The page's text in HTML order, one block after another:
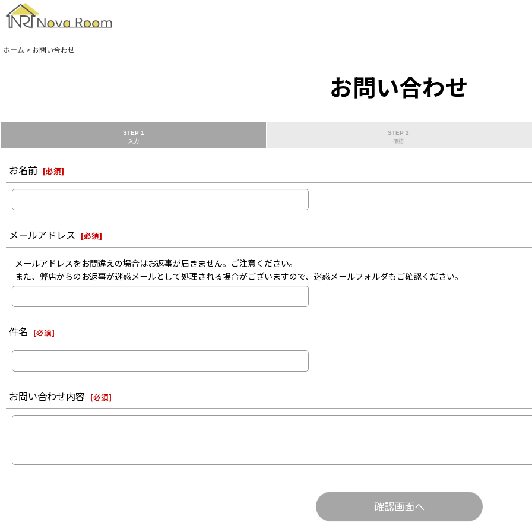
ホーム > お問い合わせ
お問い合わせ
STEP 1
入力
STEP 2
確認
お名前 [必須]
メールアドレス [必須]
メールアドレスをお間違えの場合はお返事が届きません。ご注意ください。
また、弊店からのお返事が迷惑メールとして処理される場合がございますので、迷惑メールフォルダもご確認ください。
件名 [必須]
お問い合わせ内容 [必須]
確認画面へ